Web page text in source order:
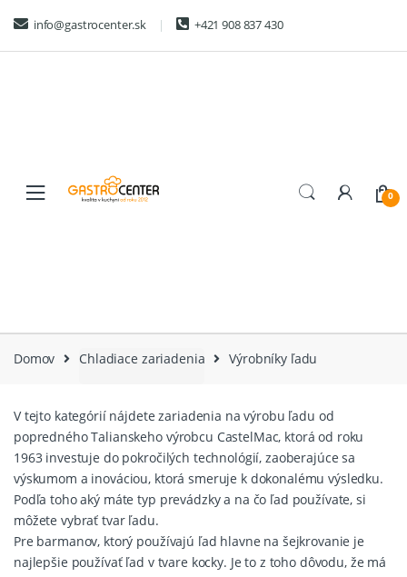
navigation
content
info@gastrocenter.sk +421 908 837 430
0
Domov Chladiace zariadenia Výrobníky ľadu
V tejto kategórií nájdete zariadenia na výrobu ľadu od
popredného Talianskeho výrobcu CastelMac, ktorá od roku
1963 investuje do pokročilých technológií, zaoberajúce sa
výskumom a inováciou, ktorá smeruje k dokonalému výsledku.
Podľa toho aký máte typ prevádzky a na čo ľad používate, si
môžete vybrať tvar ľadu.
Pre barmanov, ktorý používajú ľad hlavne na šejkrovanie je
najlepšie používať ľad v tvare kocky. Je to z toho dôvodu, že má